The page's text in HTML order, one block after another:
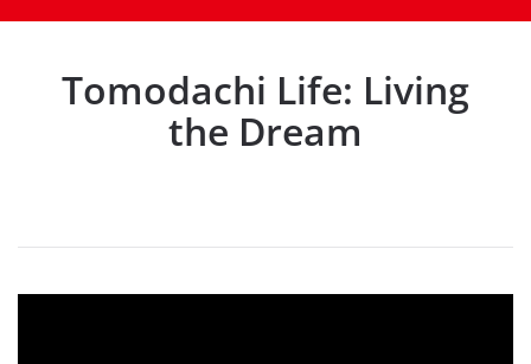
Tomodachi Life: Living
the Dream